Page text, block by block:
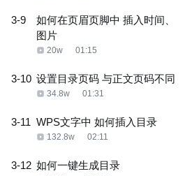
3-9
如何在页眉页脚中 插入时间、
图片
20w 01:15
3-10 设置目录页码 与正文页码不同
34.8w 01:31
3-11 WPS文字中 如何插入目录
132.8w 02:11
3-12 如何一键生成目录